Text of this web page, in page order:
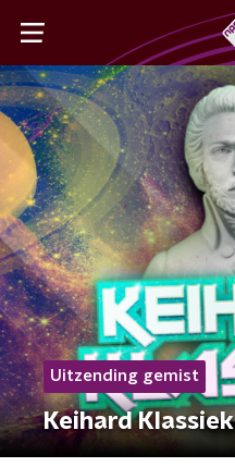
Uitzending gemist
Keihard Klassiek